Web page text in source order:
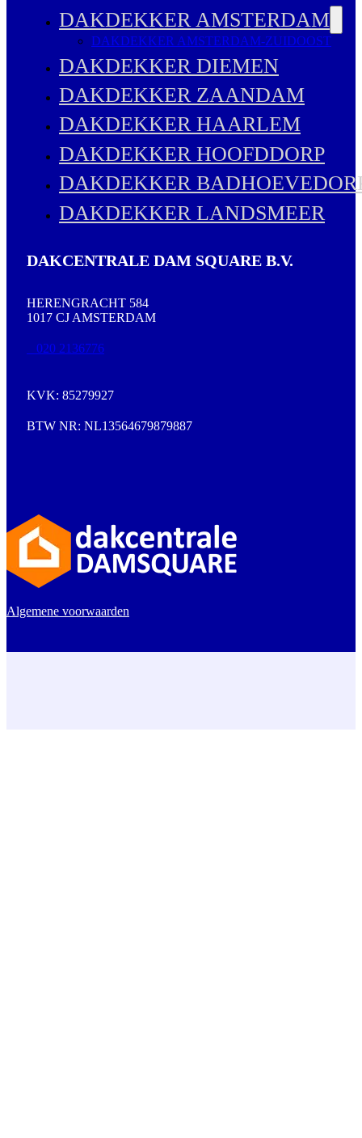
DAKDEKKER AMSTERDAM
DAKDEKKER AMSTERDAM-ZUIDOOST
DAKDEKKER DIEMEN
DAKDEKKER ZAANDAM
DAKDEKKER HAARLEM
DAKDEKKER HOOFDDORP
DAKDEKKER
DAKDEKKER LANDSMEER
DAKCENTRALE DAM SQUARE B.V.
HERENGRACHT 584
1017 CJ AMSTERDAM
020 2136776
KVK: 85279927
BTW NR: NL13564679879887
Algemene voorwaarden